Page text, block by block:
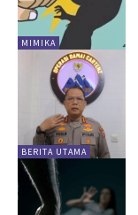
MIMIKA
BERITA UTAMA